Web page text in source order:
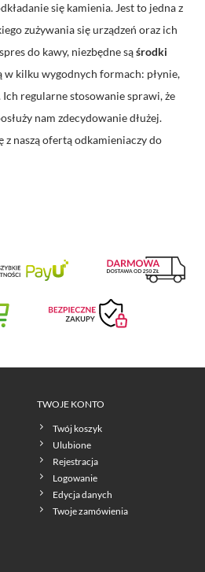
się kamienia. Jest to jedna z
zużywania się urządzeń oraz ich
do kawy, niezbędne sąśrodki
w kilku wygodnych formach: płynie,
regularne stosowanie sprawi, że
nam zdecydowanie dłużej.
z naszą ofertą odkamieniaczy do
TWOJE KONTO
Twój koszyk
Ulubione
Rejestracja
Logowanie
Edycja danych
Twoje zamówienia